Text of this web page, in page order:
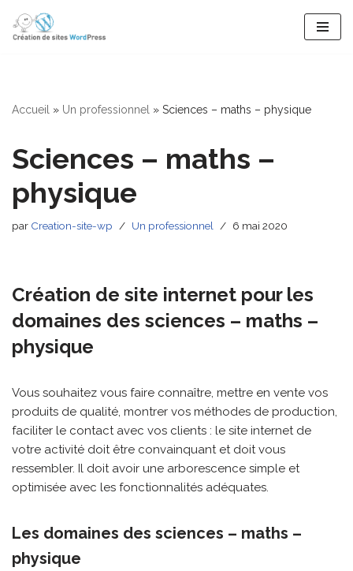
Aller
Accueil » Un professionnel » Sciences – maths – physique
Sciences – maths –
physique
par Creation-site-wp Un professionnel 6 mai 2020
Création de site internet pour les
domaines des sciences – maths –
physique
Vous souhaitez vous faire connaître, mettre en vente vos
produits de qualité, montrer vos méthodes de production,
faciliter le contact avec vos clients : le site internet de
votre activité doit être convainquant et doit vous
ressembler. Il doit avoir une arborescence simple et
optimisée avec les fonctionnalités adéquates.
Les domaines des sciences – maths –
physique